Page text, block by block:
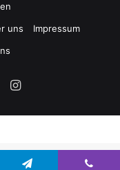
uns
Impressum
Instagram